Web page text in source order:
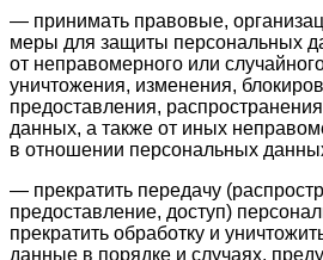
— принимать правовые,
меры для защиты персональных
от неправомерного или
уничтожения, изменения,
предоставления,
данных, а также от иных
в отношении персональных
— прекратить передачу
предоставление, доступ)
прекратить обработку и
данные в порядке и случаях,